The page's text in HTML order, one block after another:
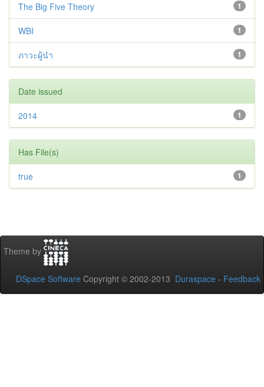
1
The Big Five Theory
1
WBI
1
ภาวะผู้นำ
Date issued
1
2014
Has File(s)
1
true
Theme by
DSpace Software Copyright © 2002-2013 Duraspace - Feedback